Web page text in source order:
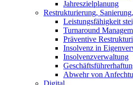
Jahreszielplanung
Restrukturierung,
Leistungsfähigkeit
Turnaround
Präventive
Insolvenz in
Insolvenzverwaltung
Abwehr von